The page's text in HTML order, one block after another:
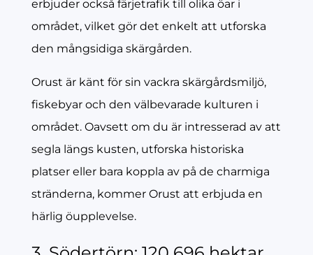
erbjuder också färjetrafik till olika öar i
området, vilket gör det enkelt att utforska
den mångsidiga skärgården.
Orust är känt för sin vackra skärgårdsmiljö,
fiskebyar och den välbevarade kulturen i
området. Oavsett om du är intresserad av att
segla längs kusten, utforska historiska
platser eller bara koppla av på de charmiga
stränderna, kommer Orust att erbjuda en
härlig öupplevelse.